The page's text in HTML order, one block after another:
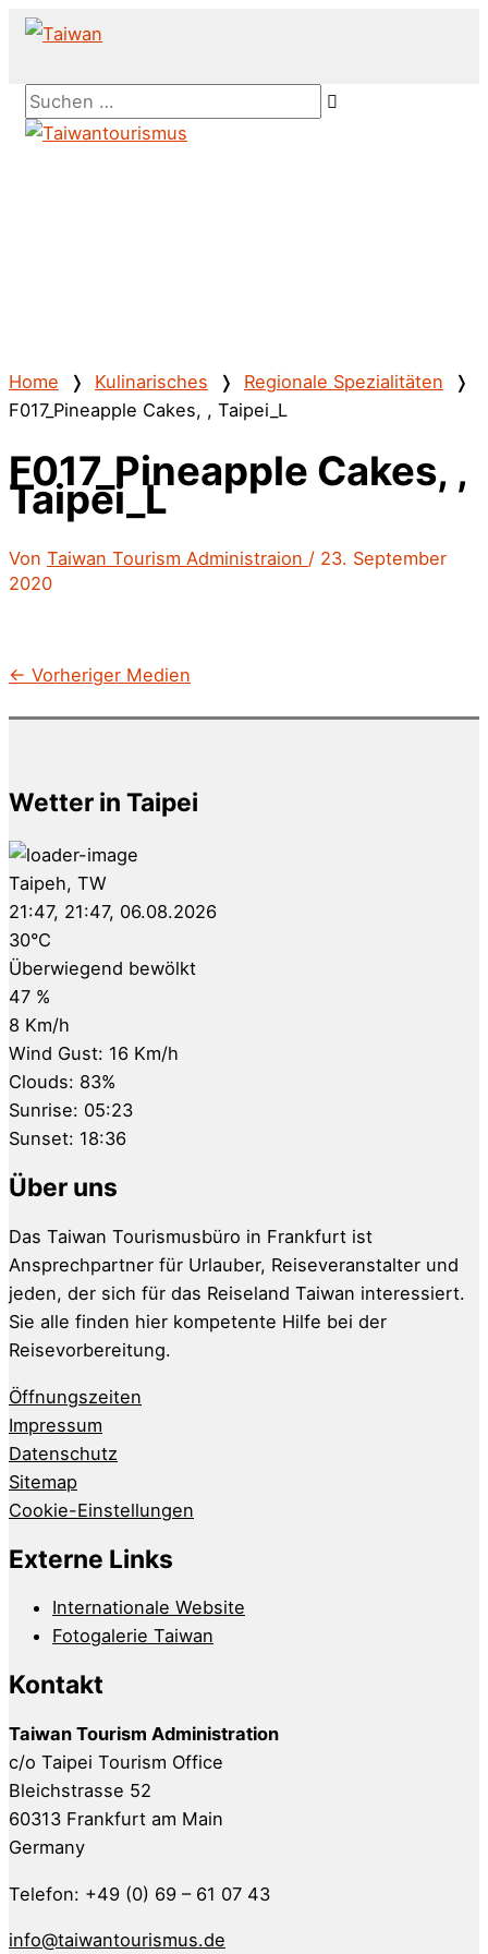
Zum
springenAbove
Header
Suchen …
Home ❭ Kulinarisches ❭ Regionale Spezialitäten ❭
F017_Pineapple Cakes, , Taipei_L
F017_Pineapple Cakes, ,
Taipei_L
Von Taiwan Tourism Administraion / 23. September
2020
← Vorheriger Medien
Wetter in Taipei
Taipeh, TW
21:47, 21:47, 06.08.2026
30°C
Überwiegend bewölkt
47 %
8 Km/h
Wind Gust: 16 Km/h
Clouds: 83%
Sunrise: 05:23
Sunset: 18:36
Über uns
Das Taiwan Tourismusbüro in Frankfurt ist
Ansprechpartner für Urlauber, Reiseveranstalter und
jeden, der sich für das Reiseland Taiwan interessiert.
Sie alle finden hier kompetente Hilfe bei der
Reisevorbereitung.
Öffnungszeiten
Impressum
Datenschutz
Sitemap
Cookie-Einstellungen
Externe Links
Internationale Website
Fotogalerie Taiwan
Kontakt
Taiwan Tourism Administration
c/o Taipei Tourism Office
Bleichstrasse 52
60313 Frankfurt am Main
Germany
Telefon: +49 (0) 69 – 61 07 43
info@taiwantourismus.de